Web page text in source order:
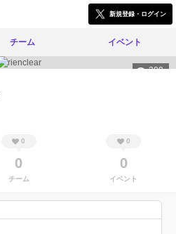
新規登録・ログイン
チーム イベント
309
0
0
チーム
0
0
イベント